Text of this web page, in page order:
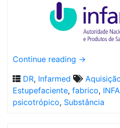
Continue reading →
DR, Infarmed
Estupefaciente, fabrico,
psicotrópico, Substância